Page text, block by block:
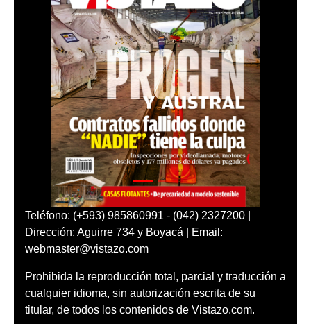
Teléfono: (+593) 985860991 - (042) 2327200 |
Dirección: Aguirre 734 y Boyacá | Email:
webmaster@vistazo.com
Prohibida la reproducción total, parcial y traducción a
cualquier idioma, sin autorización escrita de su
titular, de todos los contenidos de Vistazo.com.